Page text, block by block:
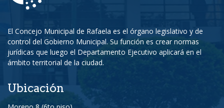
El Concejo Municipal de Rafaela es el órgano legislativo y de
control del Gobierno Municipal. Su función es crear normas
jurídicas que luego el Departamento Ejecutivo aplicará en el
ámbito territorial de la ciudad.
Ubicación